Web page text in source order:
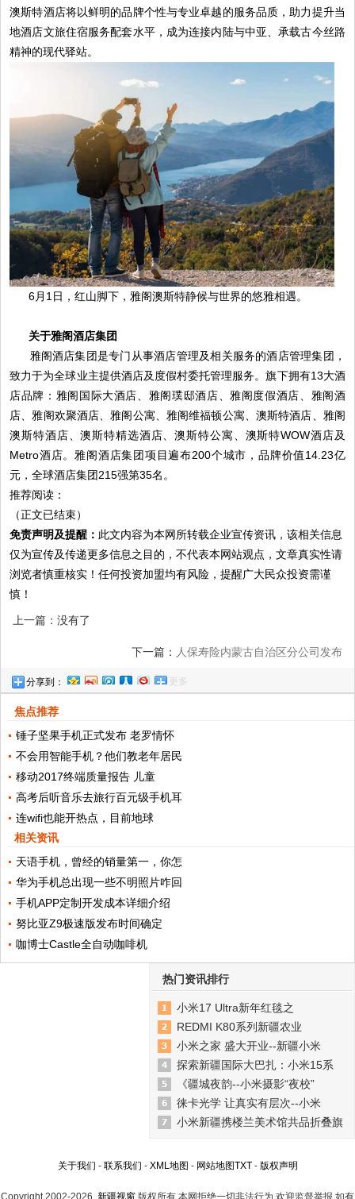
澳斯特酒店将以鲜明的品牌个性与专业卓越的服务品质，助力提升当
地酒店文旅住宿服务配套水平，成为连接内陆与中亚、承载古今丝路
精神的现代驿站。
6月1日，红山脚下，雅阁澳斯特静候与世界的悠雅相遇。
关于雅阁酒店集团
雅阁酒店集团是专门从事酒店管理及相关服务的酒店管理集团，
致力于为全球业主提供酒店及度假村委托管理服务。旗下拥有13大酒
店品牌：雅阁国际大酒店、雅阁璞邸酒店、雅阁度假酒店、雅阁酒
店、雅阁欢聚酒店、雅阁公寓、雅阁维福顿公寓、澳斯特酒店、雅阁
澳斯特酒店、澳斯特精选酒店、澳斯特公寓、澳斯特WOW酒店及
Metro酒店。雅阁酒店集团项目遍布200个城市，品牌价值14.23亿
元，全球酒店集团215强第35名。
推荐阅读：
（正文已结束）
免责声明及提醒： 此文内容为本网所转载企业宣传资讯，该相关信息
仅为宣传及传递更多信息之目的，不代表本网站观点，文章真实性请
浏览者慎重核实！任何投资加盟均有风险，提醒广大民众投资需谨
慎！
上一篇：没有了
下一篇： 人保寿险内蒙古自治区分公司发布
分享到： 更多
焦点推荐
锤子坚果手机正式发布 老罗情怀
不会用智能手机？他们教老年居民
移动2017终端质量报告 儿童
高考后听音乐去旅行百元级手机耳
连wifi也能开热点，目前地球
相关资讯
天语手机，曾经的销量第一，你怎
华为手机总出现一些不明照片咋回
手机APP定制开发成本详细介绍
努比亚Z9极速版发布时间确定
咖博士Castle全自动咖啡机
热门资讯排行
小米17 Ultra新年红毯之
REDMI K80系列新疆农业
小米之家 盛大开业--新疆小米
探索新疆国际大巴扎：小米15系
《疆城夜韵--小米摄影“夜校”
徕卡光学 让真实有层次--小米
小米新疆携楼兰美术馆共品折叠旗
关于我们 - 联系我们 - XML地图 - 网站地图TXT- 版权声明
Copyright.2002-2026 新疆视窗 版权所有 本网拒绝一切非法行为 欢迎监督举报 如有